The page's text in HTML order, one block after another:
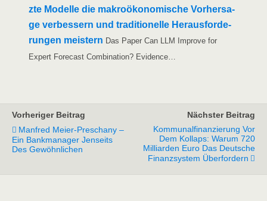
z­­te Model­le die makro­öko­no­mi­sche Vor­her­sa­
ge ver­bes­sern und tra­di­tio­nel­le Her­aus­for­de­
run­gen meis­tern Das Paper Can LLM Impro­ve for
Expert Fore­cast Com­bi­na­ti­on? Evidence…
Vorheriger Beitrag
Manfred Meier-Preschany –
Ein Bankmanager Jenseits
Des Gewöhnlichen
Nächster Beitrag
Kommunalfinanzierung Vor
Dem Kollaps: Warum 720
Milliarden Euro Das Deutsche
Finanzsystem Überfordern